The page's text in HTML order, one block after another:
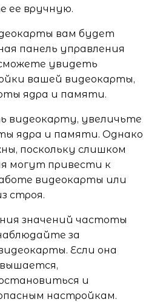
ее вручную.
вам будет
панель управления
увидеть
вашей видеокарты,
ядра и памяти.
видеокарту, увеличьте
ядра и памяти. Однако
поскольку слишком
могут привести к
видеокарты или
строя.
значений частоты
за
Если она
и
настройкам.